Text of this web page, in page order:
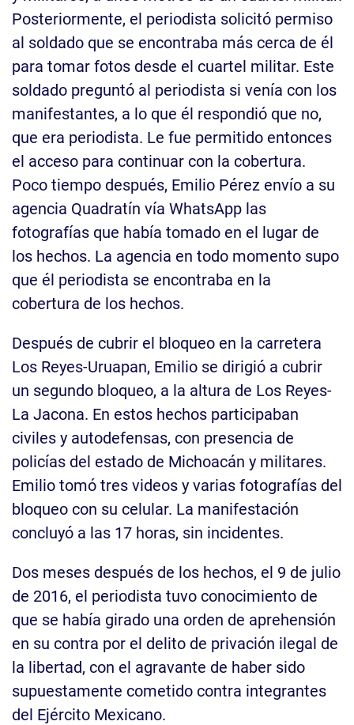
Posteriormente, el periodista solicitó permiso
al soldado que se encontraba más cerca de él
para tomar fotos desde el cuartel militar. Este
soldado preguntó al periodista si venía con los
manifestantes, a lo que él respondió que no,
que era periodista. Le fue permitido entonces
el acceso para continuar con la cobertura.
Poco tiempo después, Emilio Pérez envío a su
agencia Quadratín vía WhatsApp las
fotografías que había tomado en el lugar de
los hechos. La agencia en todo momento supo
que él periodista se encontraba en la
cobertura de los hechos.
Después de cubrir el bloqueo en la carretera
Los Reyes-Uruapan, Emilio se dirigió a cubrir
un segundo bloqueo, a la altura de Los Reyes-
La Jacona. En estos hechos participaban
civiles y autodefensas, con presencia de
policías del estado de Michoacán y militares.
Emilio tomó tres videos y varias fotografías del
bloqueo con su celular. La manifestación
concluyó a las 17 horas, sin incidentes.
Dos meses después de los hechos, el 9 de julio
de 2016, el periodista tuvo conocimiento de
que se había girado una orden de aprehensión
en su contra por el delito de privación ilegal de
la libertad, con el agravante de haber sido
supuestamente cometido contra integrantes
del Ejército Mexicano.